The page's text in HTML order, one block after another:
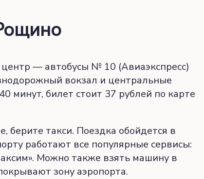
— автобусы № 10 (Авиаэкспресс)
вокзал и центральные
минут, билет стоит 37 рублей по карте
берите такси. Поездка обойдется в
работают все популярные сервисы:
Можно также взять машину в
зону аэропорта.